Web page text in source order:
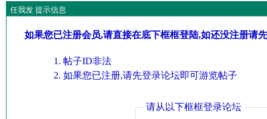
任我发 提示信息
如果您已注册会员,请直接在底下框框登陆,如还没注册请
帖子ID非法
如果您已注册,请先登录论坛即可游览帖子
请从以下框框登录论坛